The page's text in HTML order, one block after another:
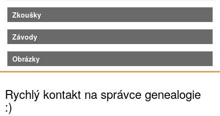
Zkoušky
Závody
Obrázky
Rychlý kontakt na správce genealogie
:)